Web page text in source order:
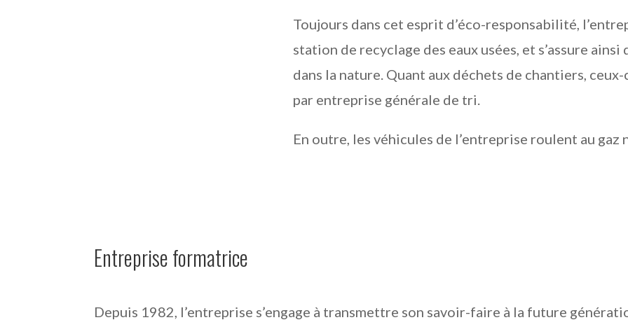
Toujours dans cet esprit d’éco-responsabilité,
station de recyclage des eaux usées, et s’assure
dans la nature. Quant aux déchets de chantiers,
par entreprise générale de tri.
En outre, les véhicules de l’entreprise roulent au gaz
Entreprise formatrice
Depuis 1982, l’entreprise s’engage à transmettre son savoir-faire à la future